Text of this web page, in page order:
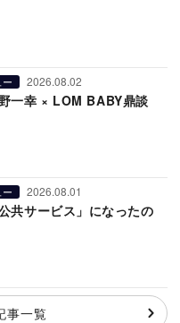
2026.08.02
一幸 × LOM BABY鼎談
2026.08.01
共サービス」になったの
事一覧